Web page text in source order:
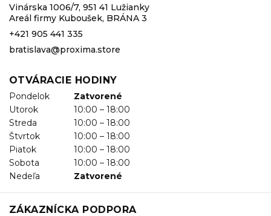
Vinárska 1006/7, 951 41 Lužianky
Areál firmy Kuboušek, BRÁNA 3
+421 905 441 335
bratislava@proxima.store
OTVÁRACIE HODINY
Pondelok
Zatvorené
Utorok
10:00 – 18:00
Streda
10:00 – 18:00
Štvrtok
10:00 – 18:00
Piatok
10:00 – 18:00
Sobota
10:00 – 18:00
Nedeľa
Zatvorené
ZÁKAZNÍCKA PODPORA